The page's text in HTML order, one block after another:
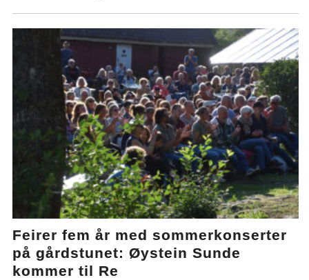
Feirer fem år med sommerkonserter
på gårdstunet: Øystein Sunde
kommer til Re